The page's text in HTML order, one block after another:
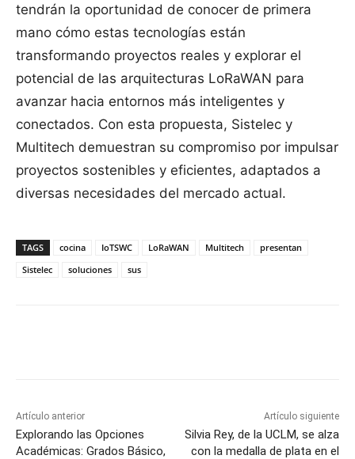
tendrán la oportunidad de conocer de primera
mano cómo estas tecnologías están
transformando proyectos reales y explorar el
potencial de las arquitecturas LoRaWAN para
avanzar hacia entornos más inteligentes y
conectados. Con esta propuesta, Sistelec y
Multitech demuestran su compromiso por impulsar
proyectos sostenibles y eficientes, adaptados a
diversas necesidades del mercado actual.
TAGS cocina IoTSWC LoRaWAN Multitech
presentan
Sistelec
soluciones sus
Artículo anterior
Explorando las Opciones
Académicas: Grados Básico,
Artículo siguiente
Silvia Rey, de la UCLM, se alza
con la medalla de plata en el